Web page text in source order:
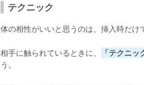
テクニック
体の相性がいいと思うのは、挿入時だけ
相手に触られているときに、 「テクニ
う。